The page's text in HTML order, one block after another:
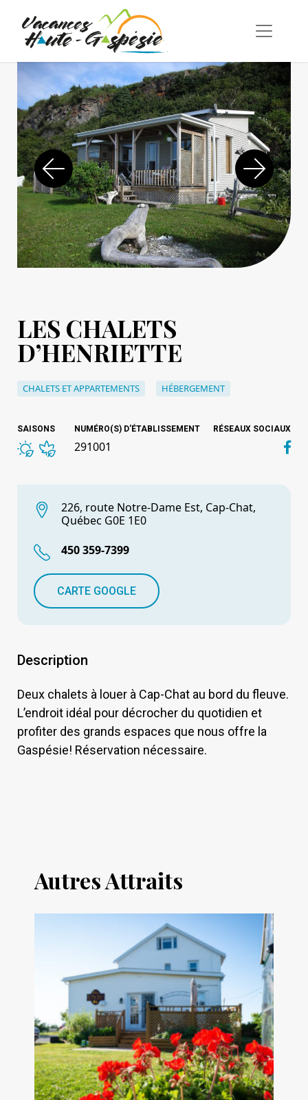
LES CHALETS
D’HENRIETTE
CHALETS ET APPARTEMENTS HÉBERGEMENT
SAISONS NUMÉRO(S) D'ÉTABLISSEMENT
291001
RÉSEAUX SOCIAUX
226, route Notre-Dame Est, Cap-Chat,
Québec G0E 1E0
450 359-7399
CARTE GOOGLE
Description
Deux chalets à louer à Cap-Chat au bord du fleuve.
L’endroit idéal pour décrocher du quotidien et
profiter des grands espaces que nous offre la
Gaspésie! Réservation nécessaire.
Autres Attraits